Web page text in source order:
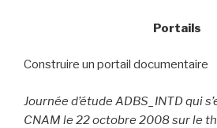
Portails
Construire un portail documentaire
Journée d’étude ADBS_INTD qui
CNAM le 22 octobre 2008 sur le